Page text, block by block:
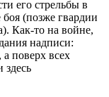
его стрельбы в
боя (позже гвардии
Как-то на войне,
надписи:
поверх всех
здесь